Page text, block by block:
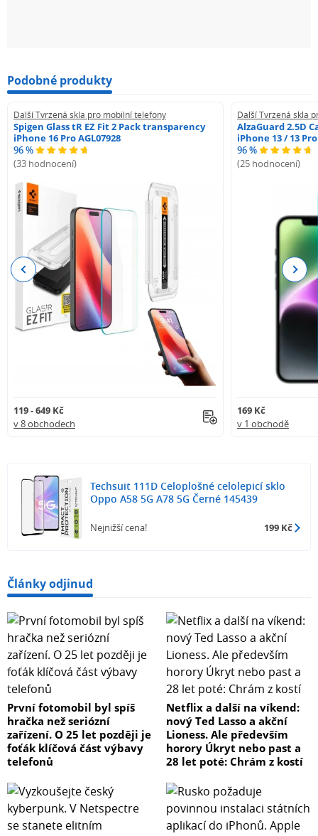
Podobné produkty
Další Tvrzená skla pro mobilní telefony
Spigen Glass tR EZ Fit 2 Pack transparency
iPhone 16 Pro AGL07928
96 %
(33 hodnocení)
119 - 649 Kč
v 8 obchodech
Další Tvrzená skla
AlzaGuard 2.5D
iPhone 13 / 13 Pro
96 %
(25 hodnocení)
169 Kč
v 1 obchodě
Previous Next
Techsuit 111D Celoplošné celolepicí sklo
Oppo A58 5G A78 5G Černé 145439
Nejnižší cena! 199 Kč
Články odjinud
První fotomobil byl spíš
hračka než seriózní
zařízení. O 25 let později je
foťák klíčová část výbavy
telefonů
Netflix a další na víkend:
nový Ted Lasso a akční
Lioness. Ale především
horory Úkryt nebo past a
28 let poté: Chrám z kostí